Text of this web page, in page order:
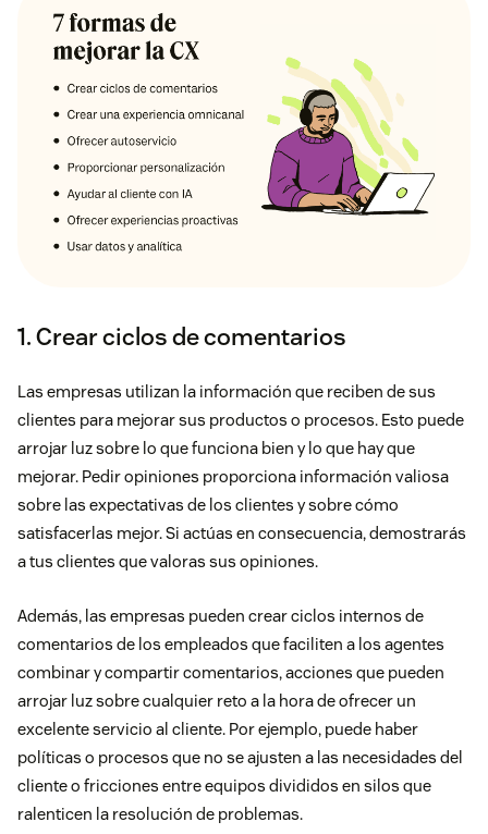
1. Crear ciclos de comentarios
Las empresas utilizan la información que reciben de sus
clientes para mejorar sus productos o procesos. Esto puede
arrojar luz sobre lo que funciona bien y lo que hay que
mejorar. Pedir opiniones proporciona información valiosa
sobre las expectativas de los clientes y sobre cómo
satisfacerlas mejor. Si actúas en consecuencia, demostrarás
a tus clientes que valoras sus opiniones.
Además, las empresas pueden crear ciclos internos de
comentarios de los empleados que faciliten a los agentes
combinar y compartir comentarios, acciones que pueden
arrojar luz sobre cualquier reto a la hora de ofrecer un
excelente servicio al cliente. Por ejemplo, puede haber
políticas o procesos que no se ajusten a las necesidades del
cliente o fricciones entre equipos divididos en silos que
ralenticen la resolución de problemas.